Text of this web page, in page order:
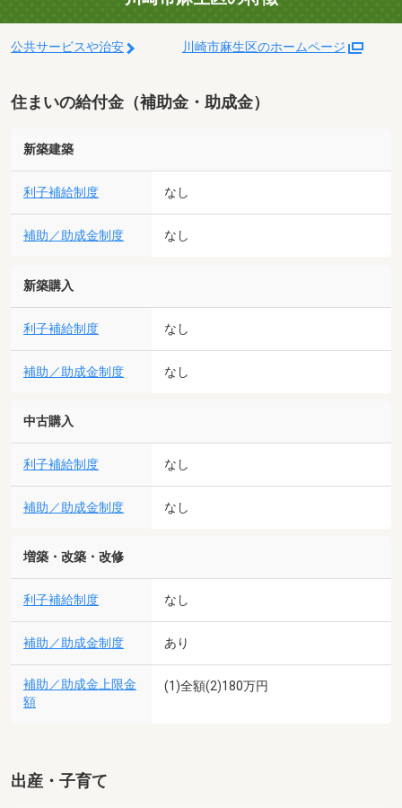
公共サービスや治安 川崎市麻生区のホームページ
住まいの給付金（補助金・助成金）
新築建築
利子補給制度 なし
補助／助成金制度 なし
新築購入
利子補給制度 なし
補助／助成金制度 なし
中古購入
利子補給制度 なし
補助／助成金制度 なし
増築・改築・改修
利子補給制度 なし
補助／助成金制度 あり
補助／助成金上限金
額
(1)全額(2)180万円
出産・子育て